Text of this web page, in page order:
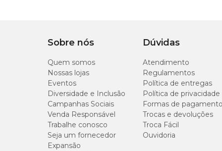
Nº 06
Nº 07
Nº 08 32
Sobre nós
Quem somos
Nossas lojas
Eventos
Diversidade e Inclusão
Campanhas Sociais
Venda Responsável
Trabalhe conosco
Seja um fornecedor
Expansão
Dúvidas
Atendimento
Regulamentos
Política de entregas
Política de privacidade
Formas de pagamento
Trocas e devoluções
Troca Fácil
Ouvidoria